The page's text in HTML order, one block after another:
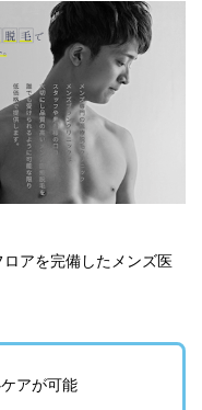
アを完備したメンズ医
アが可能